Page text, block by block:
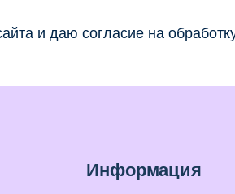
и даю согласие на
Информация